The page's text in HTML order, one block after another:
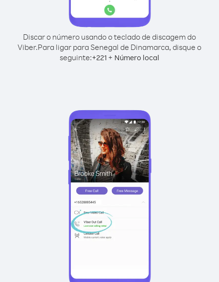
Discar o número usando o teclado de discagem do
Viber.Para ligar para Senegal de Dinamarca, disque o
seguinte:+221 + Número local